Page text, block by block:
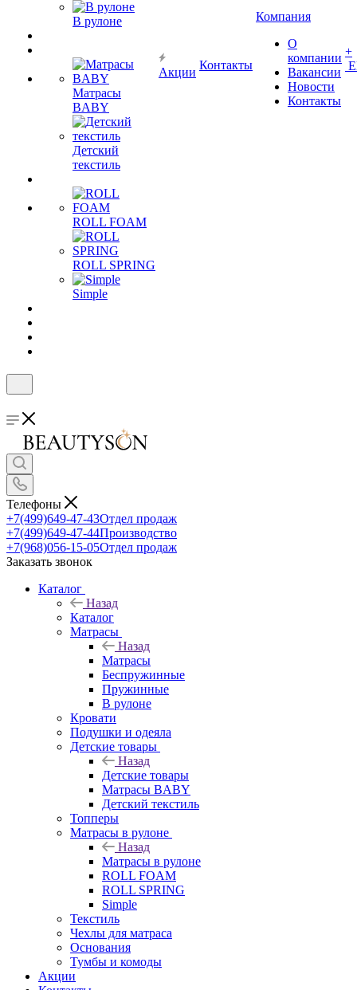
В рулоне
Матрасы
BABY
Детский
текстиль
ROLL FOAM
ROLL SPRING
Simple
Акции
Контакты
Компания
О
компании
Вакансии
Новости
Контакты
+
Телефоны
+7(499)649-47-43Отдел продаж
+7(499)649-47-44Производство
+7(968)056-15-05Отдел продаж
Заказать звонок
Каталог
Назад
Каталог
Матрасы
Назад
Матрасы
Беспружинные
Пружинные
В рулоне
Кровати
Подушки и одеяла
Детские товары
Назад
Детские товары
Матрасы BABY
Детский текстиль
Топперы
Матрасы в рулоне
Назад
Матрасы в рулоне
ROLL FOAM
ROLL SPRING
Simple
Текстиль
Чехлы для матраса
Основания
Тумбы и комоды
Акции